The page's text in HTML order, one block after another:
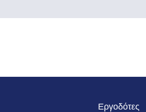
Εργοδότες